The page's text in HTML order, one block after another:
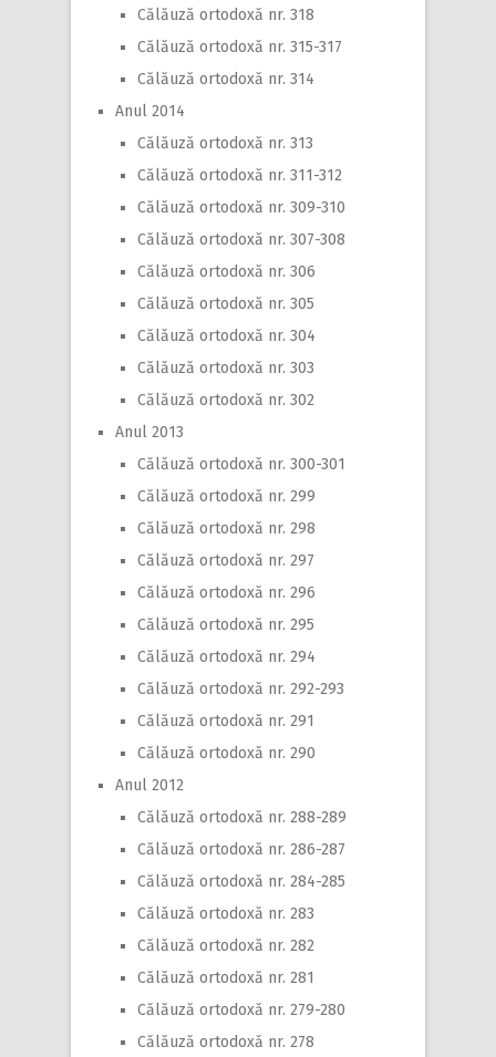
Călăuză ortodoxă nr. 318
Călăuză ortodoxă nr. 315-317
Călăuză ortodoxă nr. 314
Anul 2014
Călăuză ortodoxă nr. 313
Călăuză ortodoxă nr. 311-312
Călăuză ortodoxă nr. 309-310
Călăuză ortodoxă nr. 307-308
Călăuză ortodoxă nr. 306
Călăuză ortodoxă nr. 305
Călăuză ortodoxă nr. 304
Călăuză ortodoxă nr. 303
Călăuză ortodoxă nr. 302
Anul 2013
Călăuză ortodoxă nr. 300-301
Călăuză ortodoxă nr. 299
Călăuză ortodoxă nr. 298
Călăuză ortodoxă nr. 297
Călăuză ortodoxă nr. 296
Călăuză ortodoxă nr. 295
Călăuză ortodoxă nr. 294
Călăuză ortodoxă nr. 292-293
Călăuză ortodoxă nr. 291
Călăuză ortodoxă nr. 290
Anul 2012
Călăuză ortodoxă nr. 288-289
Călăuză ortodoxă nr. 286-287
Călăuză ortodoxă nr. 284-285
Călăuză ortodoxă nr. 283
Călăuză ortodoxă nr. 282
Călăuză ortodoxă nr. 281
Călăuză ortodoxă nr. 279-280
Călăuză ortodoxă nr. 278